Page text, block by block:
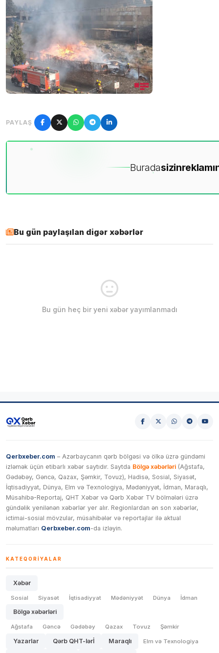
PAYLAŞ
Buradasizin
Bu gün paylaşılan digər xəbərlər
Bu gün heç bir yeni xəbər yayımlanmadı
Qerbxeber.com – Azərbaycanın qərb bölgəsi və ölkə üzrə gündəmi
izləmək üçün etibarlı xəbər saytıdır. Saytda Bölgə xəbərləri (Ağstafa,
Gədəbəy, Gəncə, Qazax, Şəmkir, Tovuz), Hadisə, Sosial, Siyasət,
İqtisadiyyat, Dünya, Elm və Texnologiya, Mədəniyyət, İdman, Maraqlı,
Müsahibə-Reportaj, QHT Xəbər və Qərb Xəbər TV bölmələri üzrə
gündəlik yenilənən xəbərlər yer alır. Regionlardan ən son xəbərlər,
ictimai-sosial mövzular, müsahibələr və reportajlar ilə aktual
məlumatları Qerbxeber.com-da izləyin.
KATEQORIYALAR
Xəbər
Sosial Siyasət İqtisadiyyat Mədəniyyət Dünya İdman
Bölgə xəbərləri
Ağstafa Gəncə Gədəbəy Qazax Tovuz Şəmkir
Yazarlar Qərb QHT-lərİ Maraqlı Elm və Texnologiya